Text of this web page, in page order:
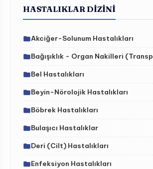
HASTALIKLAR DIZINI
Akciğer-Solunum Hastalıkları
Bağışıklık - Organ Nakilleri
Bel Hastalıkları
Beyin-Nörolojik Hastalıkları
Böbrek Hastalıkları
Bulaşıcı Hastalıklar
Deri (Cilt) Hastalıkları
Enfeksiyon Hastalıkları